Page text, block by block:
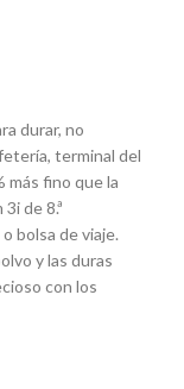
durar, no
terminal del
más fino que la
de 8.ª
bolsa de viaje.
y las duras
con los